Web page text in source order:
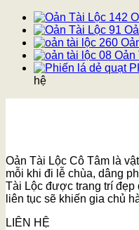
Oản
hệ
Oản Tài Lộc Cô Tâm là
mỗi khi đi lễ chùa, dâng
Tài Lộc được trang trí đẹp
liên tục sẽ khiến gia chủ
LIÊN HỆ